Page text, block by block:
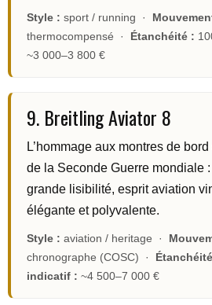
Style : sport / running ·
thermocompensé · Étanchéité :
~3 000–3 800 €
9. Breitling Aviator 8
L’hommage aux montres de
de la Seconde Guerre mondiale
grande lisibilité, esprit aviation
élégante et polyvalente.
Style : aviation / heritage ·
chronographe (COSC) ·
indicatif : ~4 500–7 000 €